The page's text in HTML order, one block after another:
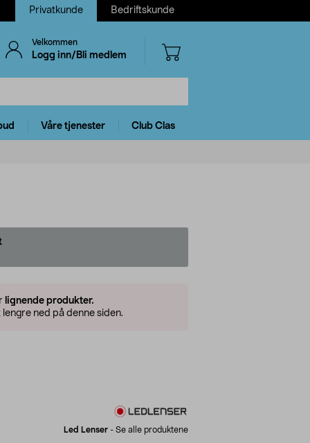
Privatkunde Bedriftskunde
Velkommen
Logg inn/Bli medlem
Våre tjenester Club Clas
lignende produkter.
ned på denne siden.
Led Lenser - Se alle produktene